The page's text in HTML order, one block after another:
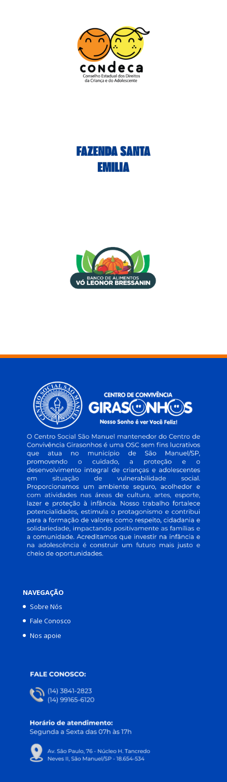
NAVEGAÇÃO
Sobre Nós
Fale Conosco
Nos apoie